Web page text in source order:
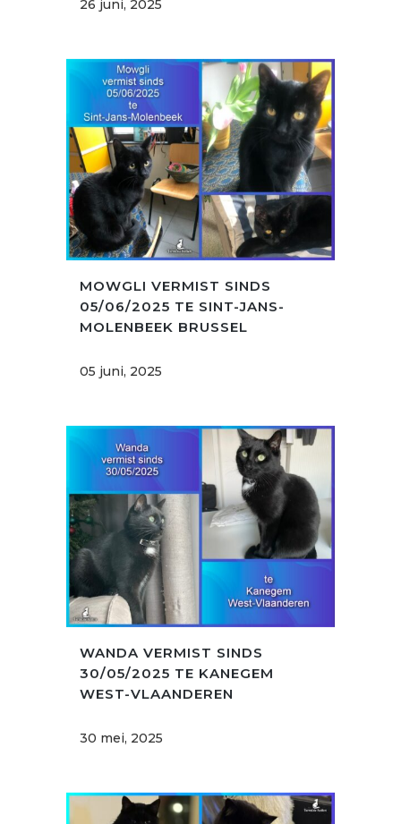
26 juni, 2025
MOWGLI VERMIST SINDS
05/06/2025 TE SINT-JANS-
MOLENBEEK BRUSSEL
05 juni, 2025
WANDA VERMIST SINDS
30/05/2025 TE KANEGEM
WEST-VLAANDEREN
30 mei, 2025